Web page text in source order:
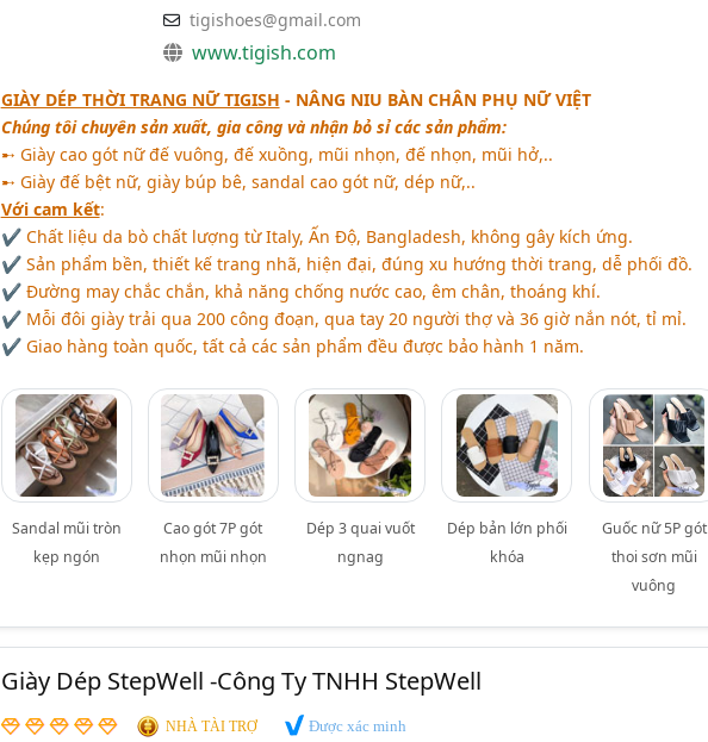
tigishoes@gmail.com
www.tigish.com
GIÀY DÉP THỜI TRANG NỮ TIGISH - NÂNG NIU BÀN CHÂN PHỤ NỮ VIỆT
Chúng tôi chuyên sản xuất, gia công và nhận bỏ sỉ các sản phẩm:
➸ Giày cao gót nữ đế vuông, đế xuồng, mũi nhọn, đế nhọn, mũi hở,..
➸ Giày đế bệt nữ, giày búp bê, sandal cao gót nữ, dép nữ,..
Với cam kết:
✔ Chất liệu da bò chất lượng từ Italy, Ấn Độ, Bangladesh, không gây kích ứng.
✔ Sản phẩm bền, thiết kế trang nhã, hiện đại, đúng xu hướng thời trang, dễ phối đồ.
✔ Đường may chắc chắn, khả năng chống nước cao, êm chân, thoáng khí.
✔ Mỗi đôi giày trải qua 200 công đoạn, qua tay 20 người thợ và 36 giờ nắn nót, tỉ mỉ.
✔ Giao hàng toàn quốc, tất cả các sản phẩm đều được bảo hành 1 năm.
Sandal mũi tròn
kẹp ngón
Cao gót 7P gót
nhọn mũi nhọn
Dép 3 quai vuốt
ngnag
Dép bản lớn phối
khóa
Guốc nữ 5P gót
thoi sơn mũi
vuông
Giày Dép StepWell -Công Ty TNHH StepWell
NHÀ TÀI TRỢ Được xác minh